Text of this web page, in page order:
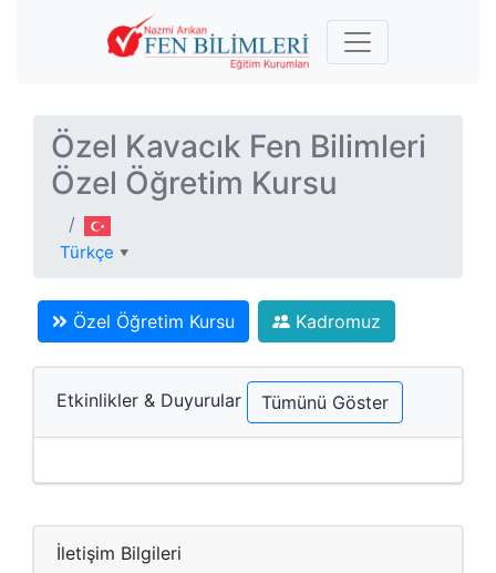
Özel Kavacık Fen Bilimleri
Özel Öğretim Kursu
Türkçe ▼
Özel Öğretim Kursu Kadromuz
Etkinlikler & Duyurular Tümünü Göster
İletişim Bilgileri